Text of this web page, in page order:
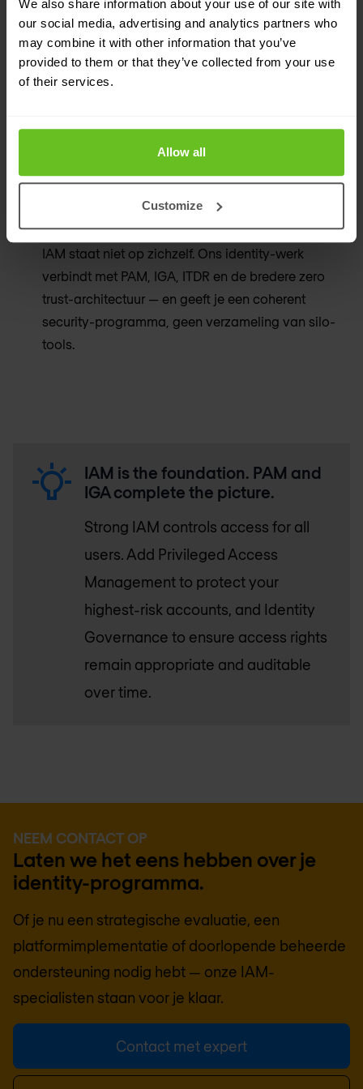
We also share information about your use of our site with
our social media, advertising and analytics partners who
may combine it with other information that you’ve
provided to them or that they’ve collected from your use
of their services.
Allow all
Customize
deployment tot langdurige beheerde operaties. Één
partner, van begin tot eind.
Platform-agnostisch advies
voor jouw organisatie en jouw omgeving — niet op
preferred vendor-relaties of commerciële prikkels.
Identity als onderdeel van een breder
programma
IAM staat niet op zichzelf. Ons identity-werk
verbindt met PAM, IGA, ITDR en de bredere zero
trust-architectuur — en geeft je een coherent
security-programma, geen verzameling van silo-
tools.
IAM is the foundation. PAM and
IGA complete the picture.
Strong IAM controls access for all
users. Add Privileged Access
Management to protect your
highest-risk accounts, and Identity
Governance to ensure access rights
remain appropriate and auditable
over time.
NEEM CONTACT OP
Laten we het eens hebben over je
identity-programma.
Of je nu een strategische evaluatie, een
platformimplementatie of doorlopende beheerde
ondersteuning nodig hebt — onze IAM-
specialisten staan voor je klaar.
Contact met expert